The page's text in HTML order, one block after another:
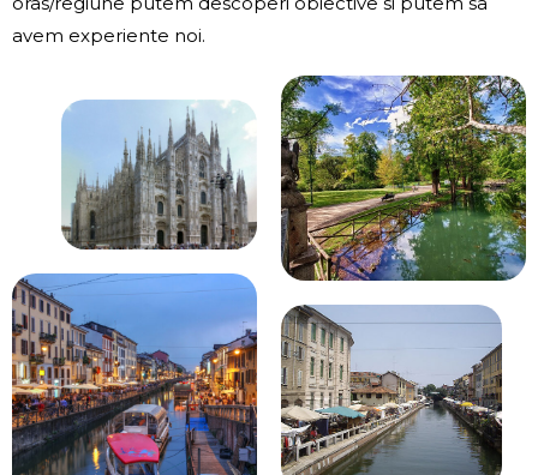
avem experiente noi.